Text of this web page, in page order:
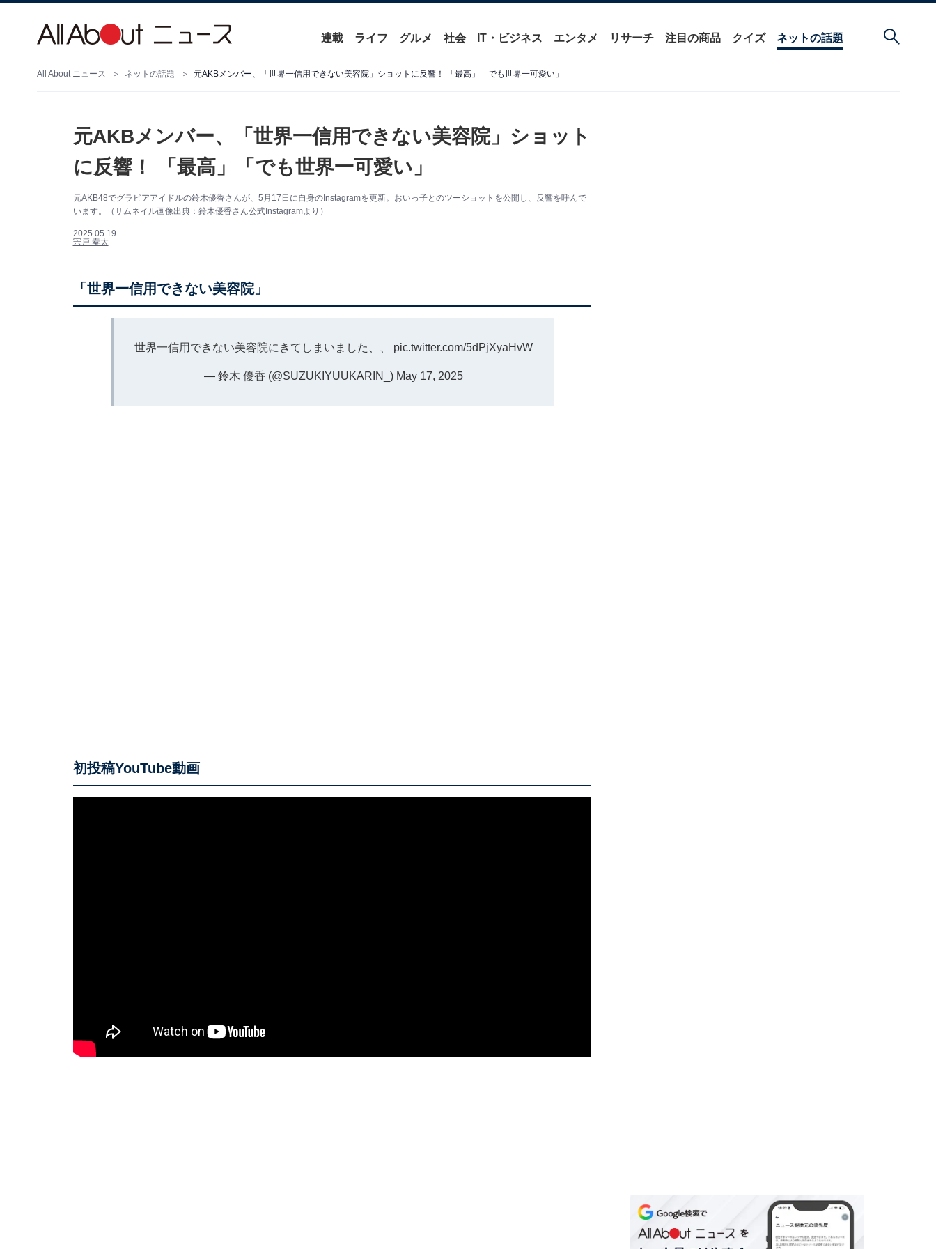
連載 ライフ グルメ 社会 IT・ビジネス エンタメ リサーチ 注目の商品 クイズ ネットの話題
All About ニュース ネットの話題 元AKBメンバー、「世界一信用できない美容院」ショットに反響！ 「最高」「でも世界一可愛い」
元AKBメンバー、「世界一信用できない美容院」ショット
に反響！ 「最高」「でも世界一可愛い」
元AKB48でグラビアアイドルの鈴木優香さんが、5月17日に自身のInstagramを更新。おいっ子とのツーショットを公開し、反響を呼んで
います。（サムネイル画像出典：鈴木優香さん公式Instagramより）
2025.05.19
宍戸 奏太
「世界一信用できない美容院」
世界一信用できない美容院にきてしまいました、、 pic.twitter.com/5dPjXyaHvW
— 鈴木 優香 (@SUZUKIYUUKARIN_) May 17, 2025
初投稿YouTube動画